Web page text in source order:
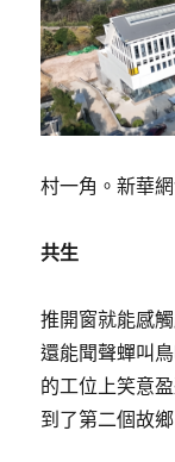
村一角。新華
共生
推開窗就能感
還能聞聲蟬叫
的工位上笑意
到了第二個故鄉